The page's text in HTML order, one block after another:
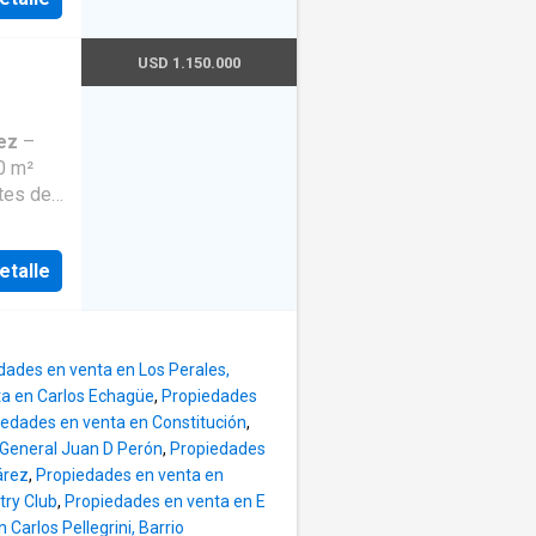
Ilva.
de
Agua
–
de
difícil
y
USD 1.150.000
en venta en Los Perales,
en Carlos Echagüe, Propiedades
en venta en Constitución,
Juan D Perón, Propiedades
, Propiedades en venta en
Club, Propiedades en venta en E
Carlos Pellegrini, Barrio